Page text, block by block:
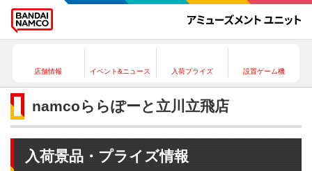
店舗情報 イベント&ニュース 入荷プライズ 設置ゲーム機
namcoららぽーと立川立飛店
入荷景品・プライズ情報